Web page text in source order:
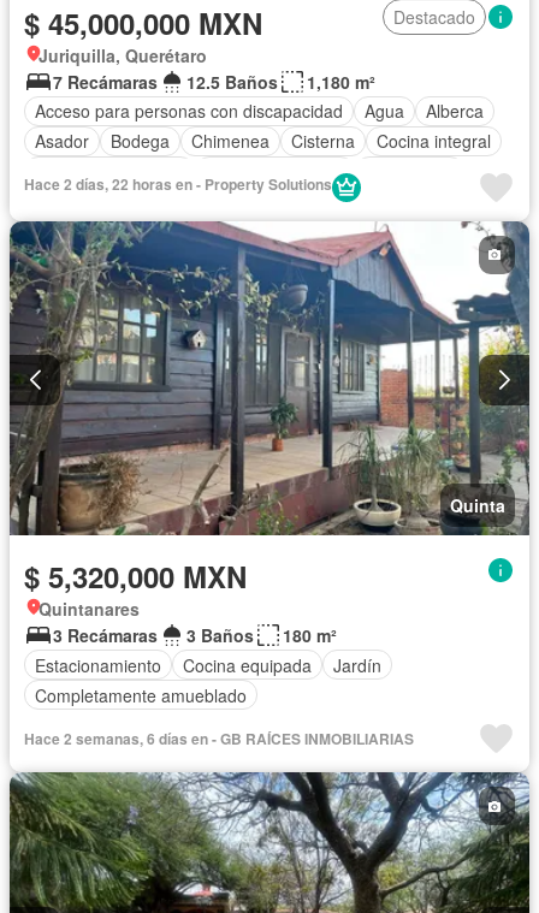
$ 45,000,000 MXN
Destacado
Juriquilla, Querétaro
7 Recámaras
12.5 Baños
1,180 m²
Acceso para personas con discapacidad
Agua
Alberca
Asador
Bodega Chimenea Cisterna
Cocina integral
Cuarto de servicio
Internet
Despacho
Recámara con closet
Azotea
Televisión por cable
Terraza
Vista panorámica Wifi
Zonas verdes
Sin amueblar
Hace 2 días, 22 horas en - Property Solutions
Quinta
$ 5,320,000 MXN
Quintanares
3 Recámaras
3 Baños
180 m²
Estacionamiento
Cocina equipada
Jardín
Completamente amueblado
Hace 2 semanas, 6 días en - GB RAÍCES INMOBILIARIAS